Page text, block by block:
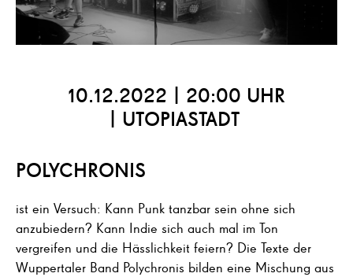
10.12.2022 | 20:00 UHR
| UTOPIASTADT
POLYCHRONIS
ist ein Versuch: Kann Punk tanzbar sein ohne sich
anzubiedern? Kann Indie sich auch mal im Ton
vergreifen und die Hässlichkeit feiern? Die Texte der
Wuppertaler Band Polychronis bilden eine Mischung aus